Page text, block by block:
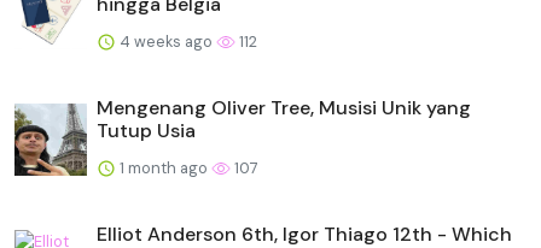
4 weeks ago 112
Mengenang Oliver Tree, Musisi Unik yang
Tutup Usia
1 month ago 107
Elliot Anderson 6th, Igor Thiago 12th - Which